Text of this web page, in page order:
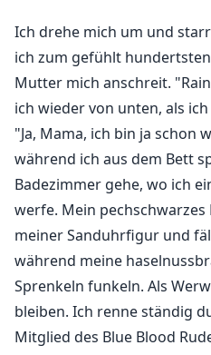
Ich drehe mich um und
ich zum gefühlt
Mutter mich anschreit.
ich wieder von unten, als
"Ja, Mama, ich bin ja schon
während ich aus dem Bett
Badezimmer gehe, wo ich
werfe. Mein
meiner Sanduhrfigur und
während meine
Sprenkeln funkeln. Als
bleiben. Ich renne ständig
Mitglied des Blue Blood